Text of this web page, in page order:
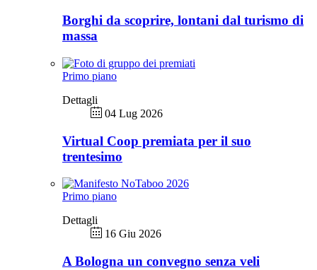
Borghi da scoprire, lontani dal turismo di
massa
Primo piano
Dettagli
04 Lug 2026
Virtual Coop premiata per il suo
trentesimo
Primo piano
Dettagli
16 Giu 2026
A Bologna un convegno senza veli